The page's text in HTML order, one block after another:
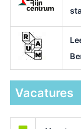
Vacatures